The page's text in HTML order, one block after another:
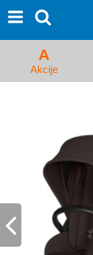
Proizvodi
Početna
Kolica za bebe
Kreveci,
Kadice, noše i
Hranilice,
A
Akcije